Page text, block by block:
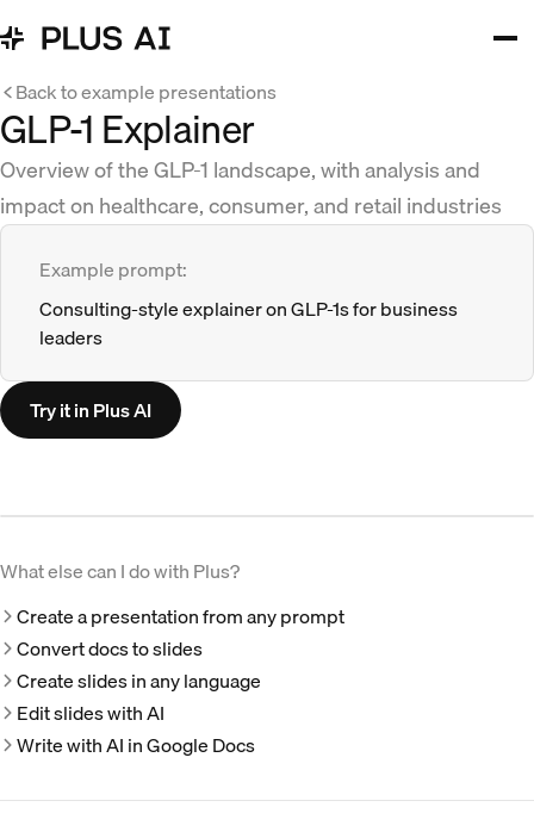
Back to example presentations
GLP-1 Explainer
Overview of the GLP-1 landscape, with analysis and
impact on healthcare, consumer, and retail industries
Example prompt:
Consulting-style explainer on GLP-1s for business
leaders
Try it in Plus AI
What else can I do with Plus?
Create a presentation from any prompt
Convert docs to slides
Create slides in any language
Edit slides with AI
Write with AI in Google Docs